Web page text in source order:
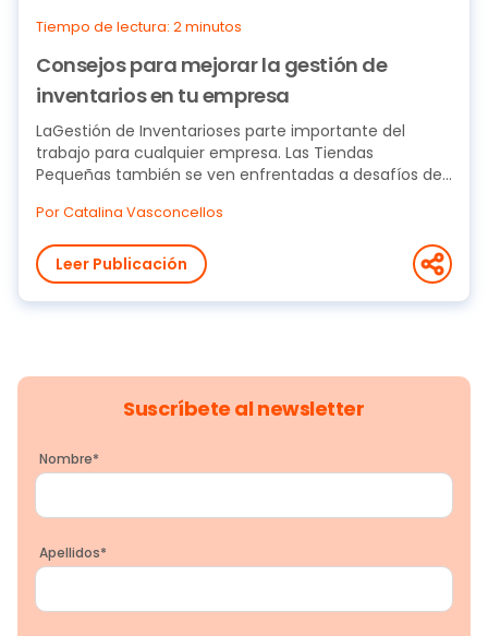
Tiempo de lectura: 2 minutos
Consejos para mejorar la gestión de
inventarios en tu empresa
LaGestión de Inventarioses parte importante del
trabajo para cualquier empresa. Las Tiendas
Pequeñas también se ven enfrentadas a desafíos de...
Por Catalina Vasconcellos
Leer Publicación
Suscríbete al newsletter
Nombre*
Apellidos*